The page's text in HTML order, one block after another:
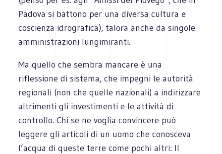
Padova si battono per una diversa cultura e
coscienza idrografica), talora anche da singole
amministrazioni lungimiranti.
Ma quello che sembra mancare è una
riflessione di sistema, che impegni le autorità
regionali (non che quelle nazionali) a indirizzare
altrimenti gli investimenti e le attività di
controllo. Chi se ne voglia convincere può
leggere gli articoli di un uomo che conosceva
l’acqua di queste terre come pochi altri: Il